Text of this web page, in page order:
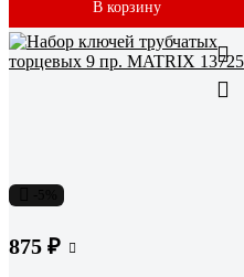
В корзину
875 ₽